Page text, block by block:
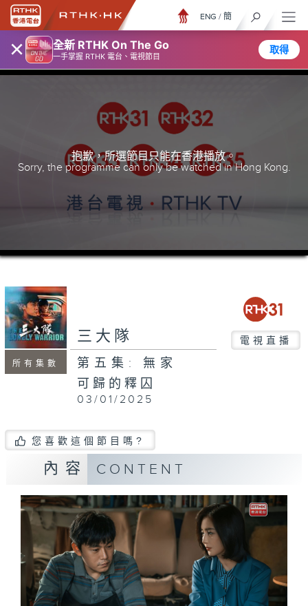
× 全新 RTHK On The Go
一手掌握 RTHK 電台、電視節目
取得
ENG / 簡
抱歉，所選節目只能在香港播放。
Sorry, the programme can only be watched in Hong Kong.
所有集數
三大隊 電視直播
第五集: 無家
可歸的釋囚
03/01/2025
您喜歡這個節目嗎?
內容 CONTENT